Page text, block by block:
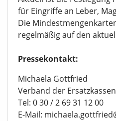
für Eingriffe an Leber,
Die
regelmäßig auf den
Pressekontakt:
Michaela Gottfried
Verband der
Tel: 0 30 / 2 69 31 12 00
E-Mail: